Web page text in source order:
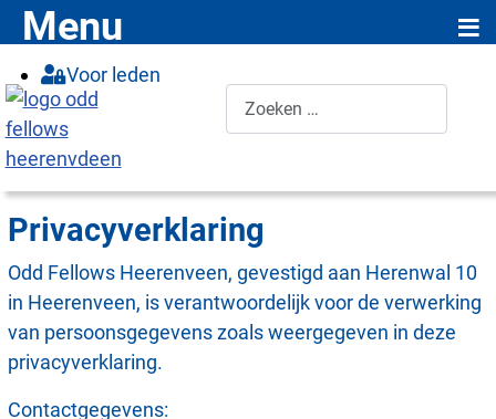
Voor leden
Privacyverklaring
Odd Fellows Heerenveen, gevestigd aan Herenwal 10
in Heerenveen, is verantwoordelijk voor de verwerking
van persoonsgegevens zoals weergegeven in deze
privacyverklaring.
Contactgegevens:
Menu ≡